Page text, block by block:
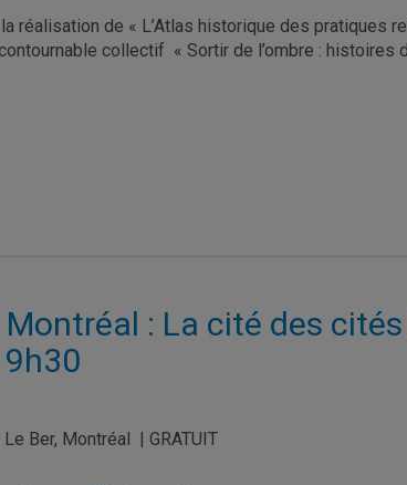
réalisation de « L’Atlas historique des pratiques
collectif « Sortir de l’ombre :
: La cité des
Ber, Montréal | GRATUIT